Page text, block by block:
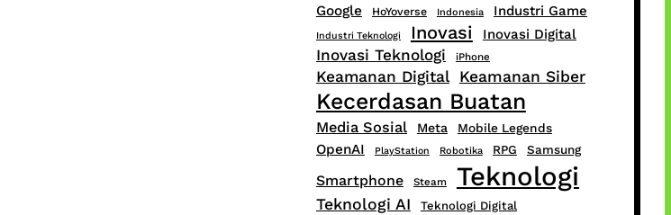
Google HoYoverse Indonesia Industri Game
Industri Teknologi Inovasi Inovasi Digital
Inovasi Teknologi iPhone
Keamanan Digital Keamanan Siber
Kecerdasan Buatan
Media Sosial Meta Mobile Legends
OpenAI PlayStation Robotika RPG Samsung
Smartphone Steam Teknologi
Teknologi AI Teknologi Digital